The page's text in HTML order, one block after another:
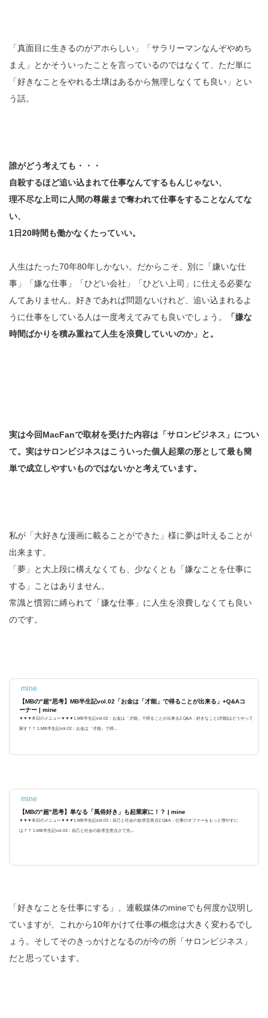
「真面目に生きるのがアホらしい」「サラリーマンなんぞやめち
まえ」とかそういったことを言っているのではなくて、ただ単に
「好きなことをやれる土壌はあるから無理しなくても良い」とい
う話。
誰がどう考えても・・・
自殺するほど追い込まれて仕事なんてするもんじゃない、
理不尽な上司に人間の尊厳まで奪われて仕事をすることなんてな
い、
1日20時間も働かなくたっていい。
人生はたった70年80年しかない。だからこそ、別に「嫌いな仕
事」「嫌な仕事」「ひどい会社」「ひどい上司」に仕える必要な
んてありません。好きであれば問題ないけれど、追い込まれるよ
うに仕事をしている人は一度考えてみても良いでしょう。
「嫌な
時間ばかりを積み重ねて人生を浪費していいのか」と。
実は今回MacFanで取材を受けた内容は「サロンビジネス」につい
て。実はサロンビジネスはこういった個人起業の形として最も簡
単で成立しやすいものではないかと考えています。
私が「大好きな漫画に載ることができた」様に夢は叶えることが
出来ます。
「夢」と大上段に構えなくても、少なくとも「嫌なことを仕事に
する」ことはありません。
常識と慣習に縛られて「嫌な仕事」に人生を浪費しなくても良い
のです。
mine
【MBの"超"思考】MB半生記vol.02「お金は「才能」で得ることが出来る」+Q&Aコ
ーナー | mine
▼▼▼本日のメニュー▼▼▼1.MB半生記vol.02：お金は「才能」で得ることが出来る2.Q&A：好きなこと(才能)はどうやって
探す？？ 1.MB半生記vol.02：お金は「才能」で得...
mine
【MBの"超"思考】単なる「風俗好き」も起業家に！？ | mine
▼▼▼本日のメニュー▼▼▼1.MB半生記vol.03：自己と社会の欲求交差点2.Q&A：仕事のオファーをもっと増やすに
は？？ 1.MB半生記vol.03：自己と社会の欲求交差点さて先...
「好きなことを仕事にする」、連載媒体のmineでも何度か説明し
ていますが、これから10年かけて仕事の概念は大きく変わるでし
ょう。そしてそのきっかけとなるのが今の所「サロンビジネス」
だと思っています。